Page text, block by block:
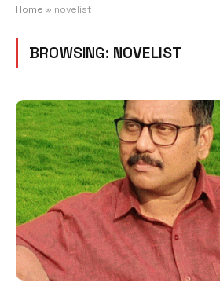
Home » novelist
BROWSING: NOVELIST